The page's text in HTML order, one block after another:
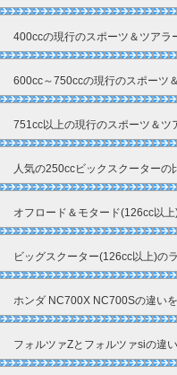
400ccの現行のスポーツ＆ツアラ
600cc～750ccの現行のスポーツ
751cc以上の現行のスポーツ＆ツ
人気の250ccビックスクーター
ティ)
オフロード＆モタード(126cc以
ビッグスクーター(126cc以上)の
ホンダ NC700X NC700Sの違い
フォルツァZとフォルツァsiの違